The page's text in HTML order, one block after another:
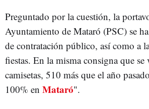
Preguntado por la cuestión, la
Ayuntamiento de Mataró (PSC) se
de contratación público, así como a
fiestas. En la misma consigna que
camisetas, 510 más que el año
100% en Mataró".